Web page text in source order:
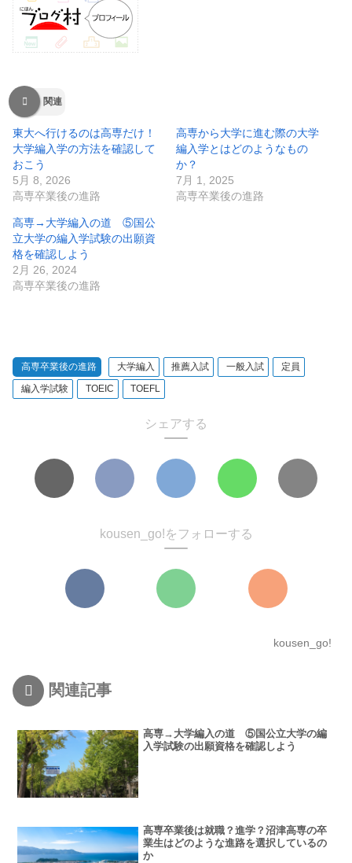
関連
東大へ行けるのは高専だけ！
大学編入学の方法を確認して
おこう
5月 8, 2026
高専卒業後の進路
高専から大学に進む際の大学
編入学とはどのようなもの
か？
7月 1, 2025
高専卒業後の進路
高専→大学編入の道 ⑤国公
立大学の編入学試験の出願資
格を確認しよう
2月 26, 2024
高専卒業後の進路
高専卒業後の進路 大学編入 推薦入試 一般入試
定員
編入学試験
TOEIC TOEFL
シェアする
kousen_go!をフォローする
kousen_go!
関連記事
高専→大学編入の道 ⑤国公立大学の編
入学試験の出願資格を確認しよう
高専卒業後は就職？進学？沼津高専の卒
業生はどのような進路を選択しているの
か